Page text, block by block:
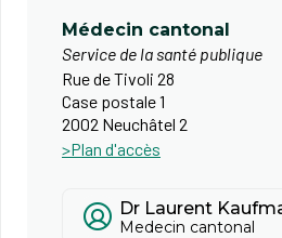
Médecin cantonal
Service de la santé publique
Rue de Tivoli 28
Case postale 1
2002 Neuchâtel 2
>Plan d'accès
Dr Laurent
Medecin cantonal